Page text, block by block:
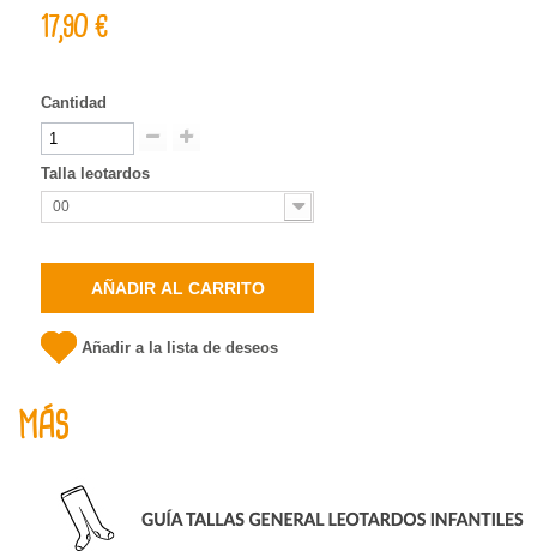
17,90 €
Cantidad
Talla leotardos
00
AÑADIR AL CARRITO
Añadir a la lista de deseos
MÁS